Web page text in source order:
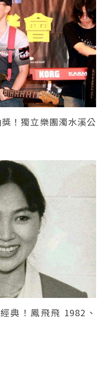
！獨立樂團濁水溪公
典！鳳飛飛 1982、